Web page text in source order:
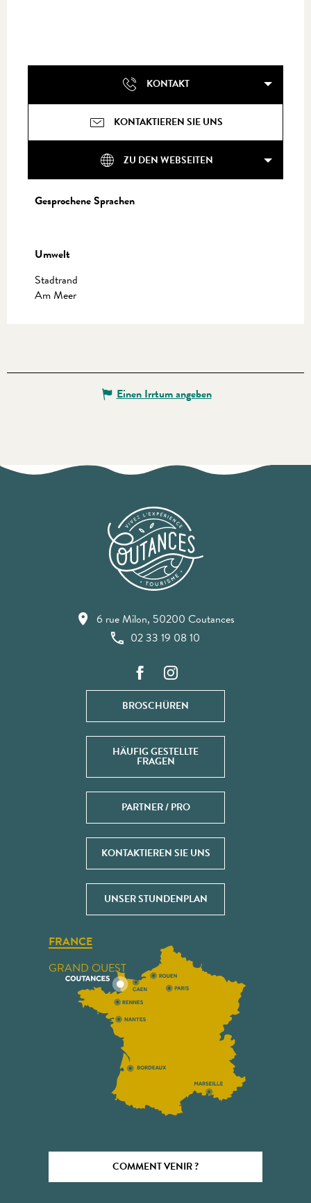
KONTAKT
KONTAKTIEREN SIE UNS
ZU DEN WEBSEITEN
Gesprochene Sprachen
Gesprochene Sprachen
Umwelt
Umwelt
Stadtrand
Am Meer
Einen Irrtum angeben
6 rue Milon, 50200 Coutances
02 33 19 08 10
BROSCHÜREN
HÄUFIG GESTELLTE
FRAGEN
PARTNER / PRO
KONTAKTIEREN SIE UNS
UNSER STUNDENPLAN
FRANCE
GRAND OUEST
COMMENT VENIR ?